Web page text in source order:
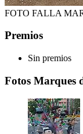
FOTO FALLA
Premios
Sin premios
Fotos Marques